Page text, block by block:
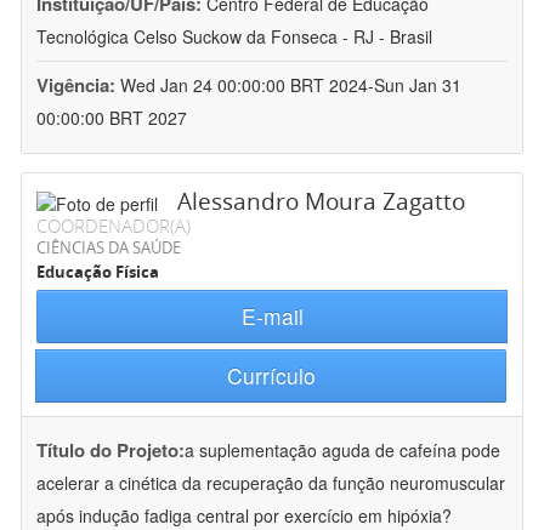
Tecnológica Celso Suckow da Fonseca - RJ - Brasil
Vigência: Wed Jan 24 00:00:00 BRT 2024-Sun Jan 31
00:00:00 BRT 2027
Alessandro Moura Zagatto
COORDENADOR(A)
CIÊNCIAS DA SAÚDE
Educação Física
E-mail
Currículo
Título do Projeto:a suplementação aguda de cafeína pode
acelerar a cinética da recuperação da função neuromuscular
após indução fadiga central por exercício em hipóxia?